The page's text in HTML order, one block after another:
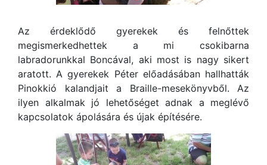
Az érdeklődő gyerekek és felnőttek
megismerkedhettek a mi csokibarna
labradorunkkal Boncával, aki most is nagy sikert
aratott. A gyerekek Péter előadásában hallhatták
Pinokkió kalandjait a Braille-mesekönyvből. Az
ilyen alkalmak jó lehetőséget adnak a meglévő
kapcsolatok ápolására és újak építésére.